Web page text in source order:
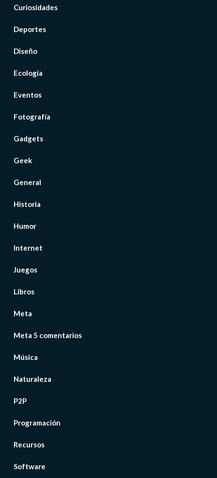
Curiosidades
Deportes
Diseño
Ecología
Eventos
Fotografía
Gadgets
Geek
General
Historia
Humor
Internet
Juegos
Libros
Meta
Meta 5 comentarios
Música
Naturaleza
P2P
Programación
Recursos
Software